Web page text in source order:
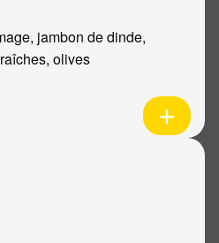
jambon de dinde,
olives